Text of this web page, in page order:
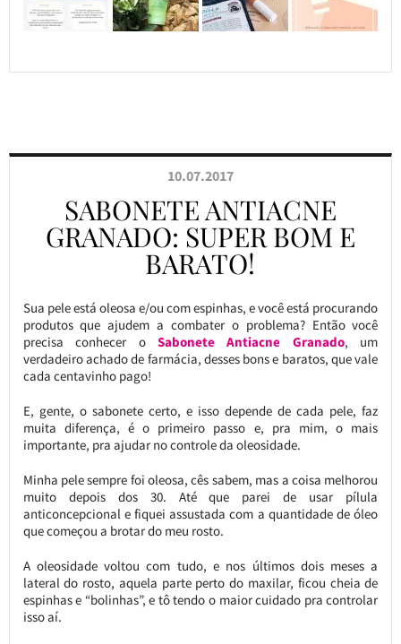
10.07.2017
SABONETE ANTIACNE
GRANADO: SUPER BOM E
BARATO!
Sua pele está oleosa e/ou com espinhas, e você está procurando
produtos que ajudem a combater o problema? Então você
precisa conhecer o Sabonete Antiacne Granado, um
verdadeiro achado de farmácia, desses bons e baratos, que vale
cada centavinho pago!
E, gente, o sabonete certo, e isso depende de cada pele, faz
muita diferença, é o primeiro passo e, pra mim, o mais
importante, pra ajudar no controle da oleosidade.
Minha pele sempre foi oleosa, cês sabem, mas a coisa melhorou
muito depois dos 30. Até que parei de usar pílula
anticoncepcional e fiquei assustada com a quantidade de óleo
que começou a brotar do meu rosto.
A oleosidade voltou com tudo, e nos últimos dois meses a
lateral do rosto, aquela parte perto do maxilar, ficou cheia de
espinhas e “bolinhas”, e tô tendo o maior cuidado pra controlar
isso aí.